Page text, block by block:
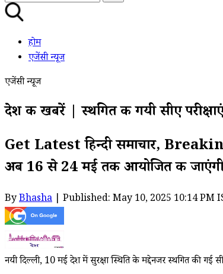
होम
एजेंसी न्यूज
एजेंसी न्यूज
देश की खबरें | स्थगित की गयी सीए
Get Latest हिन्दी समाचार,
अब 16 से 24 मई तक आयोजित की
ByBhasha | Published: May 10, 2025 10:14 PM
नयी दिल्ली, 10 मई देश में सुरक्षा स्थिति के मद्देनजर स्थगित की